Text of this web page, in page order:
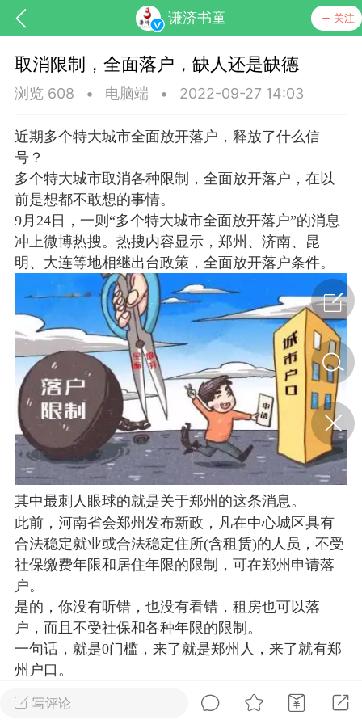
谦济书童 关注
，华夏中医人：家门口的中医人！
节气气象
特急预警】关
节返乡期间“闪
急提示
0
问答
如何购买【理肺清瘟膏】
【养正护络膏】？
小海（HAi） 2
容平，顺时收
时精气
0
写评论
取消限制，全面落户，缺人还是缺德
浏览 608 • 电脑端 • 2022-09-27 14:03
近期多个特大城市全面放开落户，释放了什么信
号？
多个特大城市取消各种限制，全面放开落户，在以
前是想都不敢想的事情。
9月24日，一则“多个特大城市全面放开落户”的消息
冲上微博热搜。热搜内容显示，郑州、济南、昆
明、大连等地相继出台政策，全面放开落户条件。
其中最刺人眼球的就是关于郑州的这条消息。
此前，河南省会郑州发布新政，凡在中心城区具有
合法稳定就业或合法稳定住所(含租赁)的人员，不受
社保缴费年限和居住年限的限制，可在郑州申请落
户。
是的，你没有听错，也没有看错，租房也可以落
户，而且不受社保和各种年限的限制。
一句话，就是0门槛，来了就是郑州人，来了就有郑
州户口。